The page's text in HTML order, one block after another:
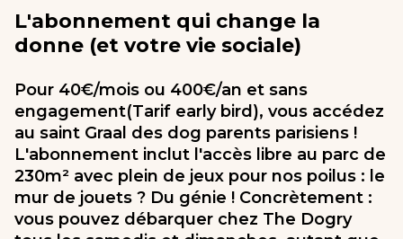
L'abonnement qui change la
donne (et votre vie sociale)
Pour 40€/mois ou 400€/an et sans
engagement(Tarif early bird), vous accédez
au saint Graal des dog parents parisiens !
L'abonnement inclut l'accès libre au parc de
230m² avec plein de jeux pour nos poilus : le
mur de jouets ? Du génie ! Concrètement :
vous pouvez débarquer chez The Dogry